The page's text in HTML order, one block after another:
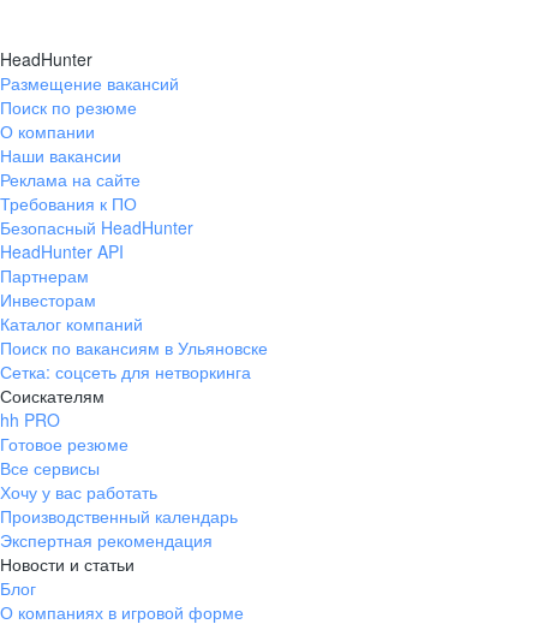
HeadHunter
Размещение вакансий
Поиск по резюме
О компании
Наши вакансии
Реклама на сайте
Требования к ПО
Безопасный HeadHunter
HeadHunter API
Партнерам
Инвесторам
Каталог компаний
Поиск по вакансиям в Ульяновске
Сетка: соцсеть для нетворкинга
Соискателям
hh PRO
Готовое резюме
Все сервисы
Хочу у вас работать
Производственный календарь
Экспертная рекомендация
Новости и статьи
Блог
О компаниях в игровой форме